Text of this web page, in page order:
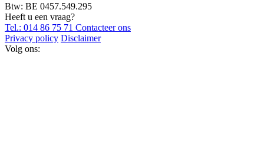
Btw: BE 0457.549.295
Heeft u een vraag?
Tel.: 014 86 75 71 Contacteer ons
Privacy policy Disclaimer
Volg ons: